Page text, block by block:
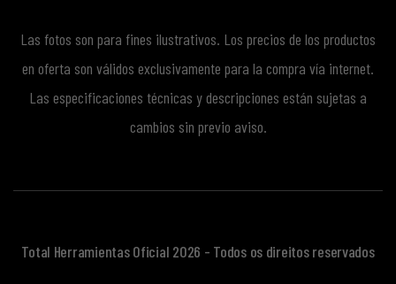
Las fotos son para fines ilustrativos. Los precios de los productos
en oferta son válidos exclusivamente para la compra vía internet.
Las especificaciones técnicas y descripciones están sujetas a
cambios sin previo aviso.
Total Herramientas Oficial 2026 - Todos os direitos reservados